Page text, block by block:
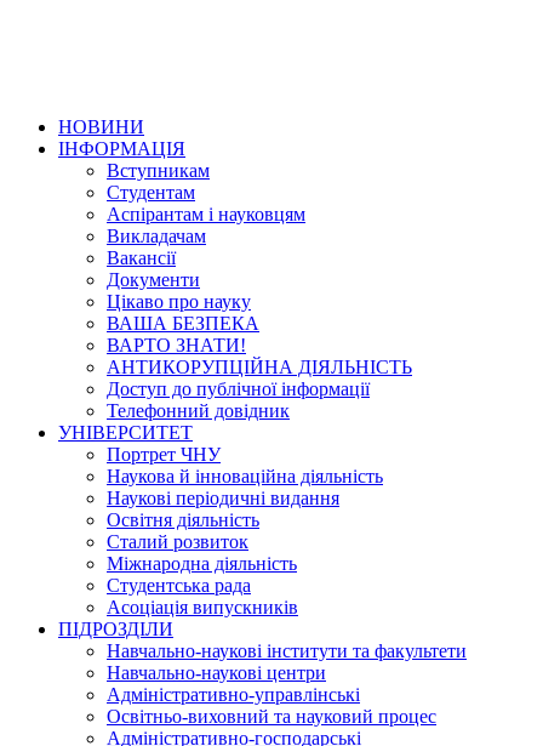
НОВИНИ
ІНФОРМАЦІЯ
Вступникам
Студентам
Аспірантам і науковцям
Викладачам
Вакансії
Документи
Цікаво про науку
ВАША БЕЗПЕКА
ВАРТО ЗНАТИ!
АНТИКОРУПЦІЙНА ДІЯЛЬНІСТЬ
Доступ до публічної інформації
Телефонний довідник
УНІВЕРСИТЕТ
Портрет ЧНУ
Наукова й інноваційна діяльність
Наукові періодичні видання
Освітня діяльність
Сталий розвиток
Міжнародна діяльність
Студентська рада
Асоціація випускників
ПІДРОЗДІЛИ
Навчально-наукові інститути та факультети
Навчально-наукові центри
Адміністративно-управлінські
Освітньо-виховний та науковий процес
Адміністративно-господарські